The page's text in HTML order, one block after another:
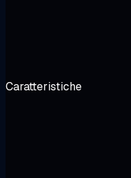
Caratteristiche